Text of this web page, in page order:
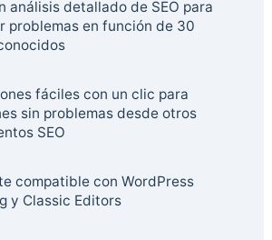
análisis detallado de SEO para
problemas en función de 30
fáciles con un clic para
sin problemas desde otros
SEO
compatible con WordPress
y Classic Editors